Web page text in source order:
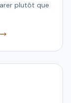
plutôt que